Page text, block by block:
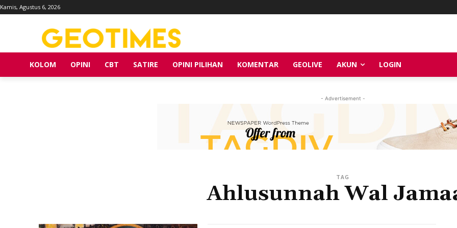
Kamis, Agustus 6, 2026
KOLOM OPINI CBT SATIRE OPINI PILIHAN KOMENTAR GEOLIVE AKUN LOGIN
- Advertisement -
TAG
Ahlusunnah Wal